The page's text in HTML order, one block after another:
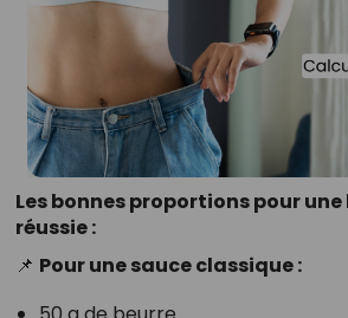
Les bonnes proportions pour
réussie :
📌 Pour une sauce classique :